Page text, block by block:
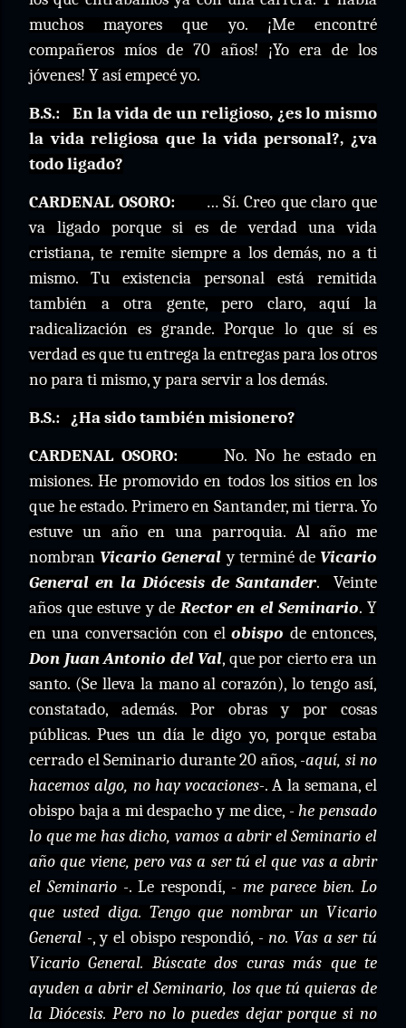
muchos mayores que yo. ¡Me encontré
compañeros míos de 70 años! ¡Yo era de los
jóvenes! Y así empecé yo.
B.S.:
En la vida de un religioso, ¿es lo mismo
la vida religiosa que la vida personal?, ¿va
todo ligado?
CARDENAL OSORO:
… Sí. Creo que claro que
va ligado porque si es de verdad una vida
cristiana, te remite siempre a los demás, no a ti
mismo. Tu existencia personal está remitida
también a otra gente, pero claro, aquí la
radicalización es grande. Porque lo que sí es
verdad es que tu entrega la entregas para los otros
no para ti mismo, y para servir a los demás.
B.S.: ¿Ha sido también misionero?
CARDENAL OSORO:
No. No he estado en
misiones. He promovido en todos los sitios en los
que he estado. Primero en Santander, mi tierra. Yo
estuve un año en una parroquia. Al año me
nombran Vicario General y terminé de Vicario
General en la Diócesis de Santander.
Veinte
años que estuve y de Rector en el Seminario. Y
en una conversación con elobispo de entonces,
Don Juan Antonio del Val, que por cierto era un
santo. (Se lleva la mano al corazón), lo tengo así,
constatado, además. Por obras y por cosas
públicas. Pues un día le digo yo, porque estaba
cerrado el Seminario durante 20 años, -aquí, si no
hacemos algo, no hay vocaciones-. A la semana, el
obispo baja a mi despacho y me dice, - he pensado
lo que me has dicho, vamos a abrir el Seminario el
año que viene, pero vas a ser tú el que vas a abrir
el Seminario -. Le respondí, - me parece bien. Lo
que usted diga. Tengo que nombrar un Vicario
General -, y el obispo respondió, - no. Vas a ser tú
Vicario General. Búscate dos curas más que te
ayuden a abrir el Seminario, los que tú quieras de
la Diócesis. Pero no lo puedes dejar porque si no